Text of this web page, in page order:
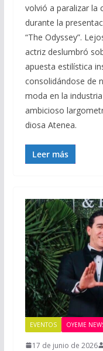
volvió a paralizar la
durante la
“The Odyssey”.
actriz deslumbró
apuesta estilística
consolidándose de
moda en la
ambicioso
diosa Atenea.
Leer más
EVENTOS OYEME
17 de junio de 2026